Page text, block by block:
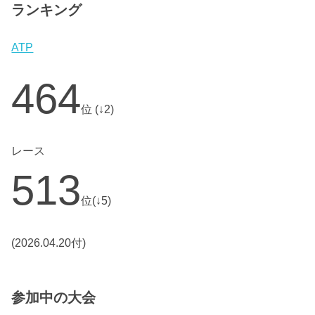
ランキング
ATP
464位 (↓2)
レース
513位(↓5)
(2026.04.20付)
参加中の大会